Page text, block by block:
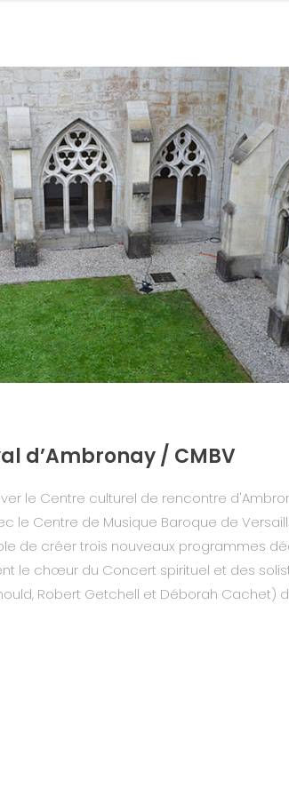
d’Ambronay / CMBV
le Centre culturel de rencontre
le Centre de Musique Baroque de
de créer trois nouveaux programmes
le chœur du Concert spirituel et des
Robert Getchell et Déborah Cachet)